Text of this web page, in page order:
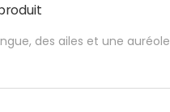
des ailes et une auréole